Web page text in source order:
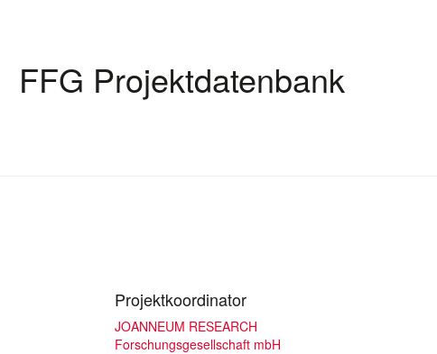
FFG Projektdatenbank
Projektkoordinator
JOANNEUM RESEARCH
Forschungsgesellschaft mbH